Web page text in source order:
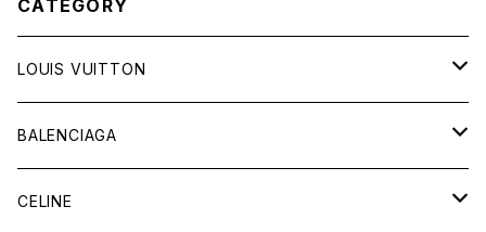
CATEGORY
LOUIS VUITTON
バッグ
財布&小物
BALENCIAGA
バッグ
CELINE